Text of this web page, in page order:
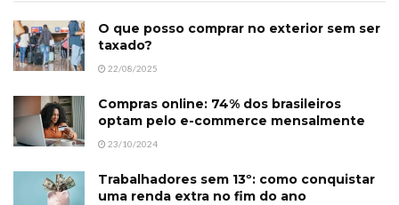
O que posso comprar no exterior sem ser
taxado?
22/08/2025
Compras online: 74% dos brasileiros
optam pelo e-commerce mensalmente
23/10/2024
Trabalhadores sem 13º: como conquistar
uma renda extra no fim do ano